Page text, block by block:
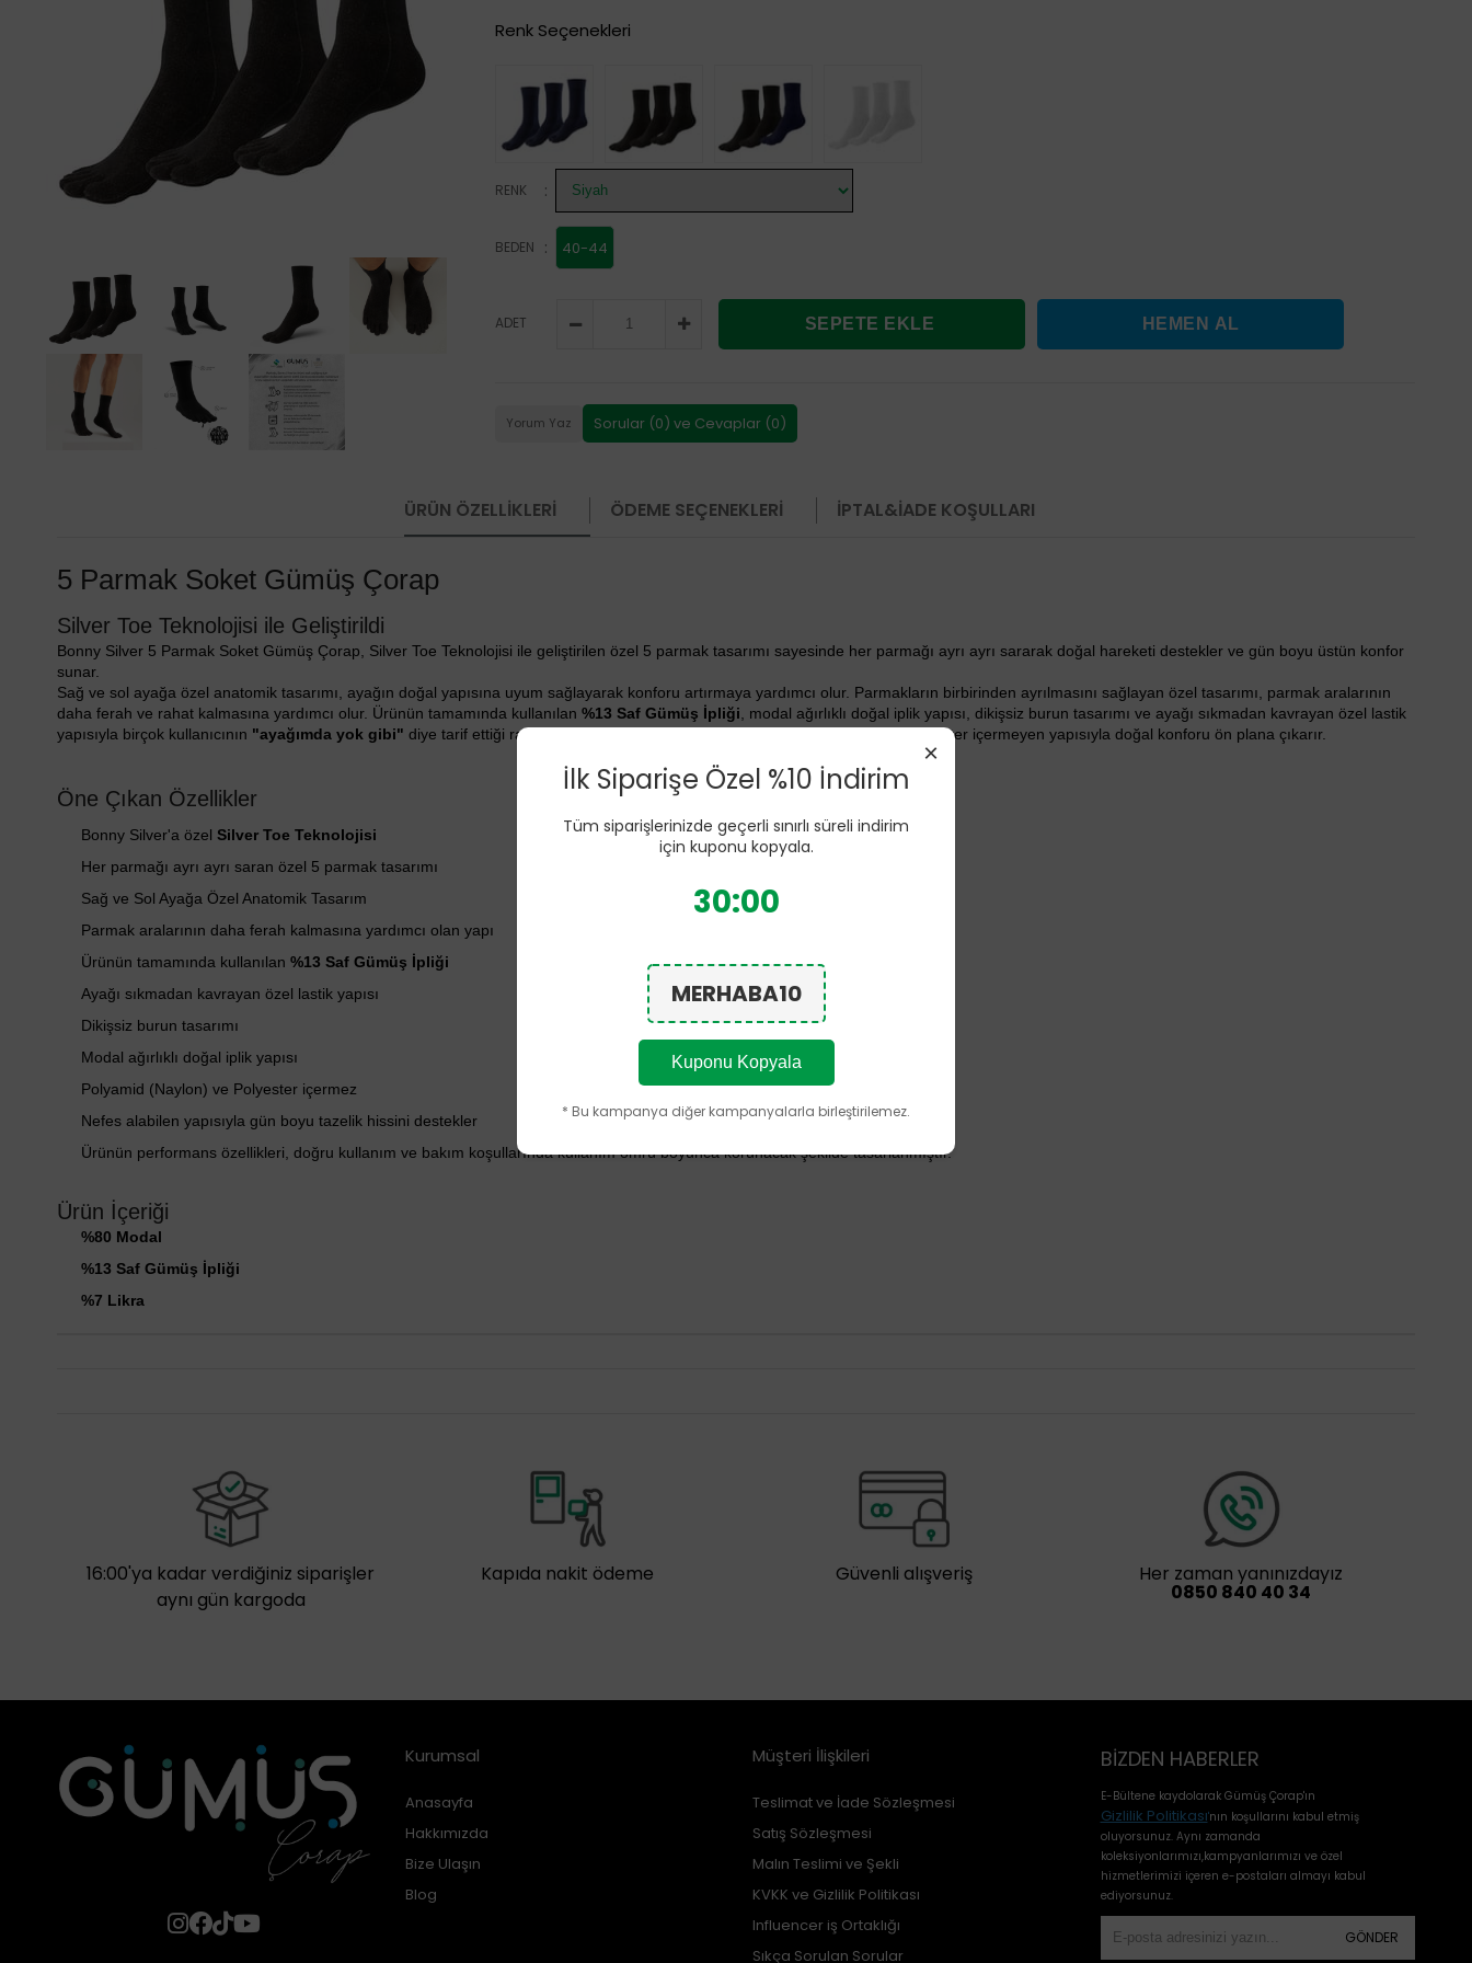
Renk Seçenekleri
RENK :
BEDEN : 40-44
ADET
Yorum Yaz Sorular (0) ve Cevaplar (0)
ÜRÜN ÖZELLIKLERI ÖDEME SEÇENEKLERI İPTAL&İADE KOŞULLARI
5 Parmak Soket Gümüş Çorap
Silver Toe Teknolojisi ile Geliştirildi
Bonny Silver 5 Parmak Soket Gümüş Çorap, Silver Toe Teknolojisi ile geliştirilen özel 5 parmak tasarımı sayesinde her parmağı ayrı ayrı sararak doğal hareketi destekler ve gün boyu üstün konfor
sunar.
Sağ ve sol ayağa özel anatomik tasarımı, ayağın doğal yapısına uyum sağlayarak konforu artırmaya yardımcı olur. Parmakların birbirinden ayrılmasını sağlayan özel tasarımı, parmak aralarının
daha ferah ve rahat kalmasına yardımcı olur. Ürünün tamamında kullanılan %13 Saf Gümüş İpliği , modal ağırlıklı doğal iplik yapısı, dikişsiz burun tasarımı ve ayağı sıkmadan kavrayan özel lastik
yapısıyla birçok kullanıcının "ayağımda yok gibi" diye tarif ettiği rahatlık hissini yaşatmayı hedefler. Polyamid (Naylon) ve polyester içermeyen yapısıyla doğal konforu ön plana çıkarır.
Öne Çıkan Özellikler
Bonny Silver'a özel Silver Toe Teknolojisi
Her parmağı ayrı ayrı saran özel 5 parmak tasarımı
Sağ ve Sol Ayağa Özel Anatomik Tasarım
Parmak aralarının daha ferah kalmasına yardımcı olan yapı
Ürünün tamamında kullanılan %13 Saf Gümüş İpliği
Ayağı sıkmadan kavrayan özel lastik yapısı
Dikişsiz burun tasarımı
Modal ağırlıklı doğal iplik yapısı
Polyamid (Naylon) ve Polyester içermez
Nefes alabilen yapısıyla gün boyu tazelik hissini destekler
Ürünün performans özellikleri, doğru kullanım ve bakım koşullarında kullanım ömrü boyunca korunacak şekilde tasarlanmıştır.
Ürün İçeriği
%80 Modal
%13 Saf Gümüş İpliği
%7 Likra
16:00'ya kadar verdiğiniz siparişler
aynı gün kargoda
Kapıda nakit ödeme Güvenli alışveriş Her zaman yanınızdayız
0850 840 40 34
Kurumsal
Anasayfa
Hakkımızda
Bize Ulaşın
Blog
Müşteri İlişkileri
Teslimat ve İade Sözleşmesi
Satış Sözleşmesi
Malın Teslimi ve Şekli
KVKK ve Gizlilik Politikası
Influencer iş Ortaklığı
Sıkça Sorulan Sorular
BIZDEN HABERLER
E-Bültene kaydolarak Gümüş Çorap'ın
Gizlilik Politikası'nın koşullarını kabul etmiş
oluyorsunuz. Aynı zamanda
koleksiyonlarımızı,kampyanlarımızı ve özel
hizmetlerimizi içeren e-postaları almayı kabul
ediyorsunuz.
GÖNDER
×
İlk Siparişe Özel %10 İndirim
Tüm siparişlerinizde geçerli sınırlı süreli indirim
için kuponu kopyala.
30:00
MERHABA10
Kuponu Kopyala
* Bu kampanya diğer kampanyalarla birleştirilemez.